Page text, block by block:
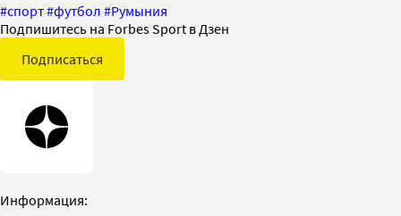
#спорт#футбол #Румыния
Подпишитесь на Forbes Sport в Дзен
Подписаться
Информация: